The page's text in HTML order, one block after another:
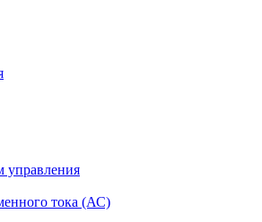
управления
тока (АС)